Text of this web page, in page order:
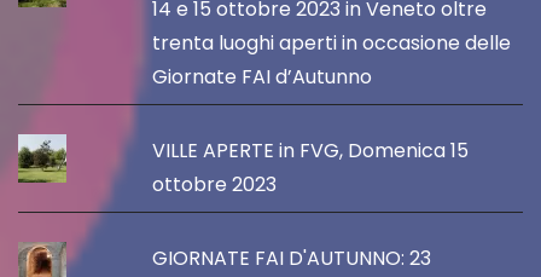
14 e 15 ottobre 2023 in Veneto oltre
trenta luoghi aperti in occasione delle
Giornate FAI d’Autunno
VILLE APERTE in FVG, Domenica 15
ottobre 2023
GIORNATE FAI D'AUTUNNO: 23